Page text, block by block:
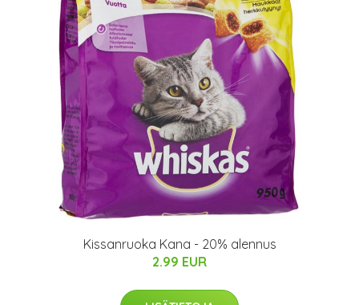
Kissanruoka Kana - 20% alennus
2.99 EUR